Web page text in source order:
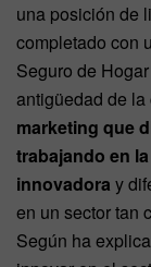
una posición de
completado con
Seguro de
antigüedad de la
marketing que
trabajando en
innovadora y
en un sector tan
Según ha